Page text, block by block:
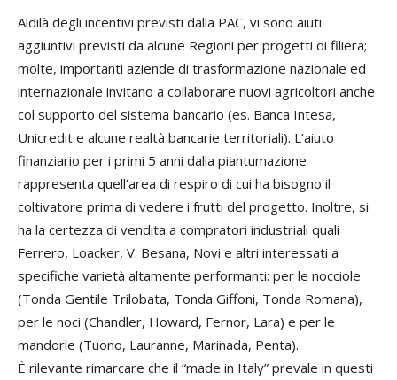
Aldilà degli incentivi previsti dalla PAC, vi sono aiuti
aggiuntivi previsti da alcune Regioni per progetti di filiera;
molte, importanti aziende di trasformazione nazionale ed
internazionale invitano a collaborare nuovi agricoltori anche
col supporto del sistema bancario (es. Banca Intesa,
Unicredit e alcune realtà bancarie territoriali). L’aiuto
finanziario per i primi 5 anni dalla piantumazione
rappresenta quell’area di respiro di cui ha bisogno il
coltivatore prima di vedere i frutti del progetto. Inoltre, si
ha la certezza di vendita a compratori industriali quali
Ferrero, Loacker, V. Besana, Novi e altri interessati a
specifiche varietà altamente performanti: per le nocciole
(Tonda Gentile Trilobata, Tonda Giffoni, Tonda Romana),
per le noci (Chandler, Howard, Fernor, Lara) e per le
mandorle (Tuono, Lauranne, Marinada, Penta).
È rilevante rimarcare che il “made in Italy” prevale in questi